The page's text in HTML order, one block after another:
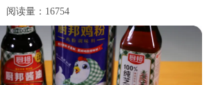
阅读量： 16754